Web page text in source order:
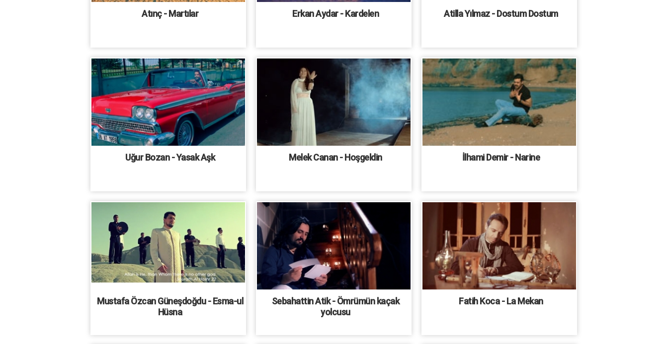
Atınç - Martılar Erkan Aydar - Kardelen Atilla Yılmaz - Dostum Dostum
Uğur Bozan - Yasak Aşk Melek Canan - Hoşgeldin İlhami Demir - Narine
Mustafa Özcan Güneşdoğdu - Esma-ul
Hüsna
Sebahattin Atik - Ömrümün kaçak
yolcusu
Fatih Koca - La Mekan